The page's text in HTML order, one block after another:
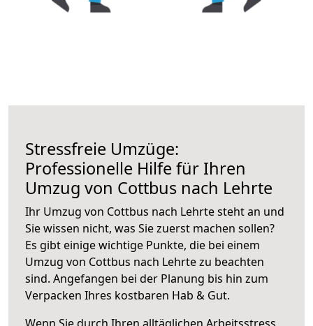
Stressfreie Umzüge:
Professionelle Hilfe für Ihren
Umzug von Cottbus nach Lehrte
Ihr Umzug von Cottbus nach Lehrte steht an und
Sie wissen nicht, was Sie zuerst machen sollen?
Es gibt einige wichtige Punkte, die bei einem
Umzug von Cottbus nach Lehrte zu beachten
sind. Angefangen bei der Planung bis hin zum
Verpacken Ihres kostbaren Hab & Gut.